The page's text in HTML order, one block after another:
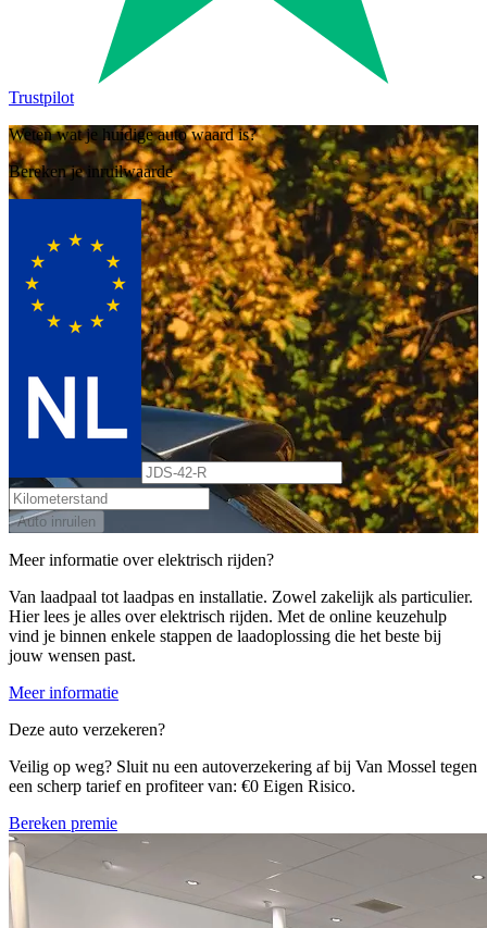
Trustpilot
Weten wat je huidige auto waard is?
Bereken je inruilwaarde
Auto inruilen
Meer informatie over elektrisch rijden?
Van laadpaal tot laadpas en installatie. Zowel zakelijk als particulier.
Hier lees je alles over elektrisch rijden. Met de online keuzehulp
vind je binnen enkele stappen de laadoplossing die het beste bij
jouw wensen past.
Meer informatie
Deze auto verzekeren?
Veilig op weg? Sluit nu een autoverzekering af bij Van Mossel tegen
een scherp tarief en profiteer van: €0 Eigen Risico.
Bereken premie